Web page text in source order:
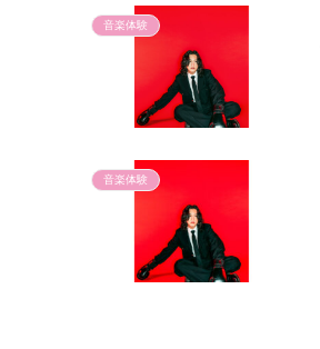
音楽体験
音楽体験